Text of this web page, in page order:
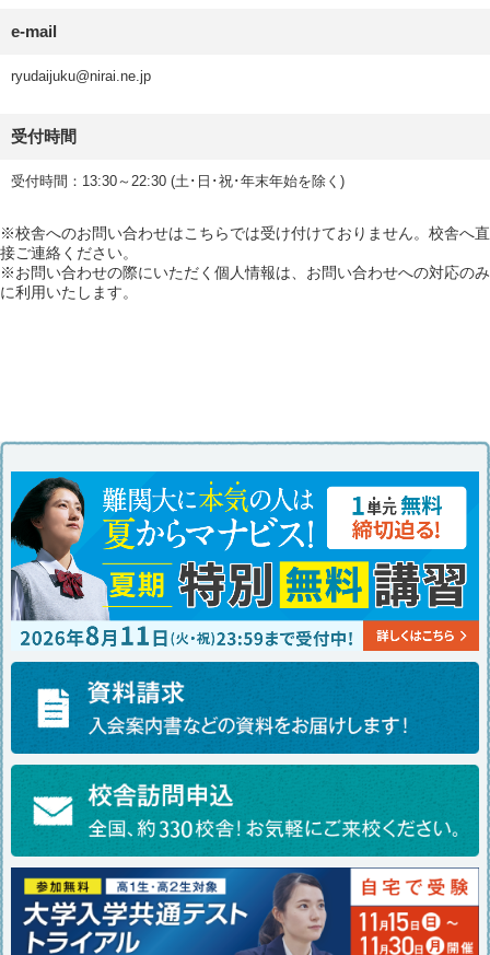
e-mail
ryudaijuku@nirai.ne.jp
受付時間
受付時間：13:30～22:30 (土･日･祝･年末年始を除く)
※校舎へのお問い合わせはこちらでは受け付けておりません。校舎へ直
接ご連絡ください。
※お問い合わせの際にいただく個人情報は、お問い合わせへの対応のみ
に利用いたします。